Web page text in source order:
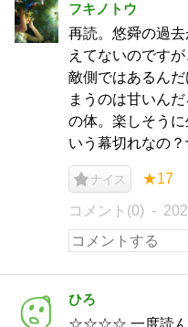
フキノトウ
再読。悠舜の過
えてないのです
敵側ではあるん
まうのは甘いん
の体。楽しそう
いう幕切れなの？
ナイス ★17
コメント(0)
ひろ
☆☆☆☆ 一度読ん